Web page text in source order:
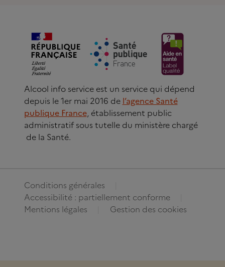
Alcool info service est un service qui dépend
depuis le 1er mai 2016 de l’agence Santé
publique France, établissement public
administratif sous tutelle du ministère chargé
de la Santé.
Conditions générales
Accessibilité : partiellement conforme
Mentions légales
Gestion des cookies